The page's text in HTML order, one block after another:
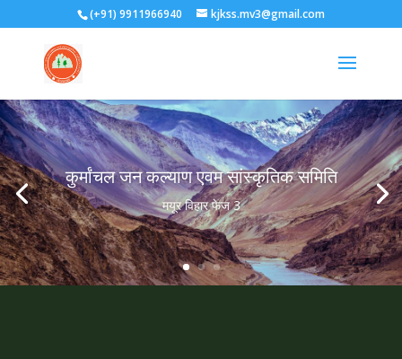
(+91) 9911966940 kjkss.mv3@gmail.com
कुर्मांचल जन कल्याण एवम सांस्कृतिक समिति
मयूर विहार फेज 3